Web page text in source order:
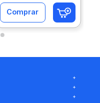
Comprar
+
+
+